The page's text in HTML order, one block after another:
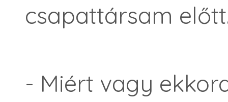
csapattársam
- Miért vagy